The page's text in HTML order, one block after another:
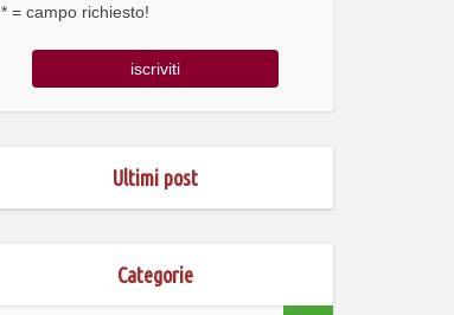
* = campo richiesto!
Ultimi post
Categorie